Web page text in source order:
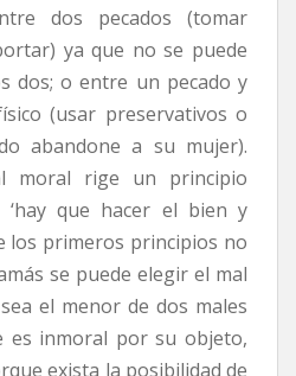
dos pecados (tomar
ya que no se puede
dos; o entre un pecado y
(usar preservativos o
abandone a su mujer).
moral rige un principio
que hacer el bien y
los primeros principios no
se puede elegir el mal
el menor de dos males
es inmoral por su objeto,
exista la posibilidad de